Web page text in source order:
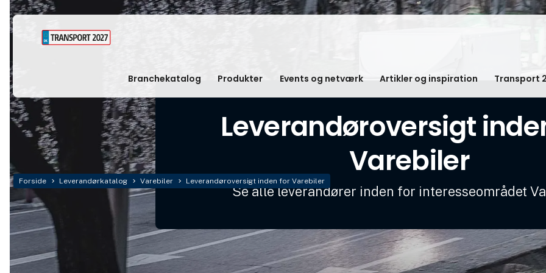
Branchekatalog Produkter Events og netværk Artikler og inspiration Transport
Forside Leverandørkatalog Varebiler Leverandøroversigt inden for Varebiler
Leverandøroversigt
Varebiler
Se alle leverandører inden for interesseområdet